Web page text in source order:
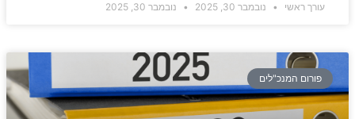
עורך ראשי נובמבר 30, 2025 נובמבר 30, 2025
פורום המנכ"לים